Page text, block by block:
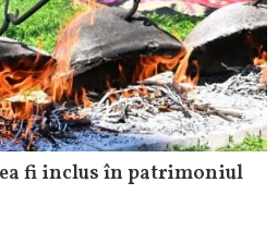
fi inclus în patrimoniul